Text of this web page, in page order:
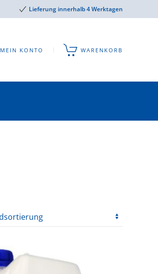
Lieferung innerhalb 4 Werktagen
MEIN KONTO WARENKORB